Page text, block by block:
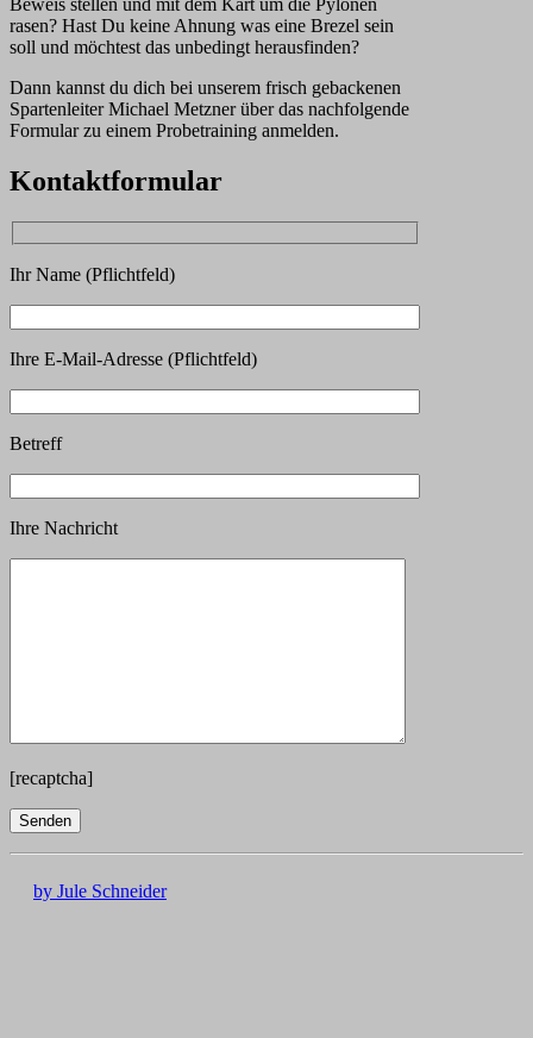
Beweis stellen und mit dem Kart um die Pylonen
rasen? Hast Du keine Ahnung was eine Brezel sein
soll und möchtest das unbedingt herausfinden?
Dann kannst du dich bei unserem frisch gebackenen
Spartenleiter Michael Metzner über das nachfolgende
Formular zu einem Probetraining anmelden.
Kontaktformular
Ihr Name (Pflichtfeld)
Ihre E-Mail-Adresse (Pflichtfeld)
Betreff
Ihre Nachricht
[recaptcha]
by Jule Schneider